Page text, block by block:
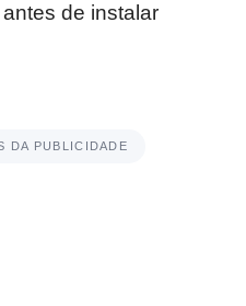
de instalar
DA PUBLICIDADE